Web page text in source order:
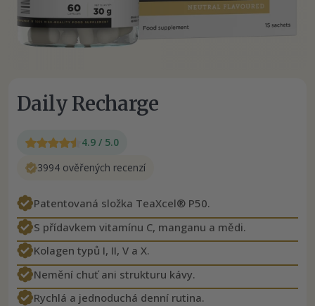
Daily Recharge
4.9 / 5.0
3994 ověřených recenzí
Patentovaná složka TeaXcel® P50.
S přídavkem vitamínu C, manganu a mědi.
Kolagen typů I, II, V a X.
Nemění chuť ani strukturu kávy.
Rychlá a jednoduchá denní rutina.